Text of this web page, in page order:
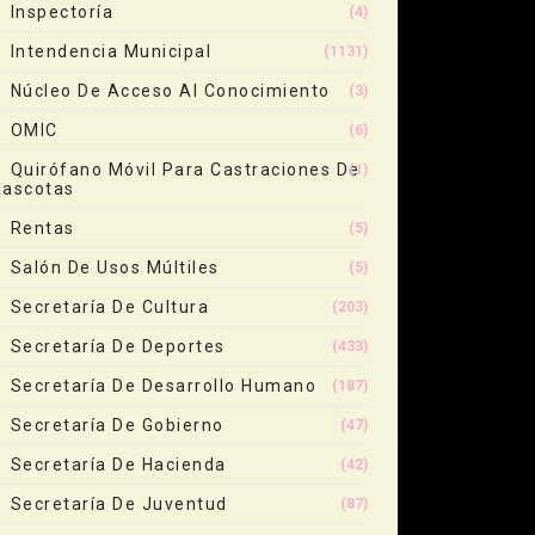
Inspectoría (4)
Intendencia Municipal (1131)
Núcleo De Acceso Al Conocimiento (3)
OMIC (6)
Quirófano Móvil Para Castraciones De(1)
Rentas (5)
Salón De Usos Múltiles (5)
Secretaría De Cultura (203)
Secretaría De Deportes (433)
Secretaría De Desarrollo Humano (187)
Secretaría De Gobierno (47)
Secretaría De Hacienda (42)
Secretaría De Juventud (87)